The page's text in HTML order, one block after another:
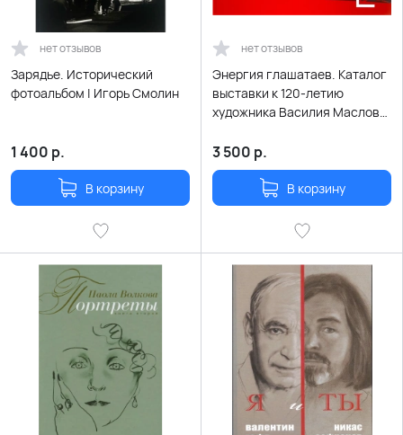
нет отзывов
Зарядье. Исторический
фотоальбом | Игорь Смолин
1 400 р.
В корзину
нет отзывов
Энергия глашатаев. Каталог
выставки к 120-летию
художника Василия Маслова
3 500 р.
В корзину